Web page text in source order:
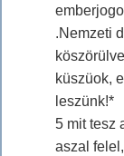
.Nemzeti
küszüok,
leszünk!*
5 mit tesz
aszal